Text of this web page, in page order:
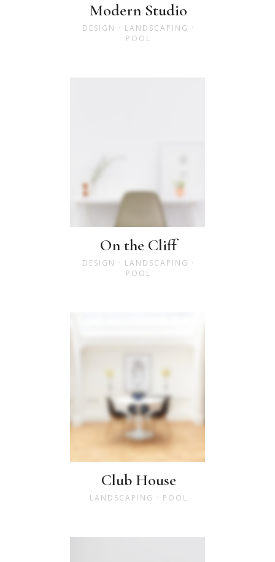
Modern Studio
DESIGN · LANDSCAPING ·
POOL
On the Cliff
DESIGN · LANDSCAPING ·
POOL
Club House
LANDSCAPING · POOL